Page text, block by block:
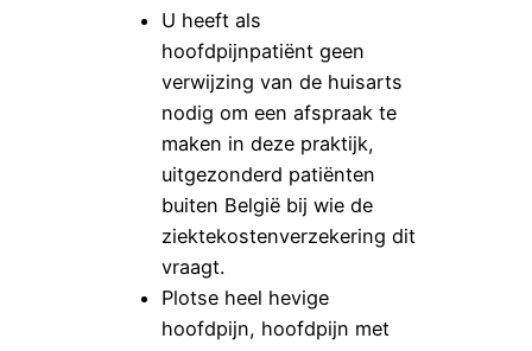
U heeft als
hoofdpijnpatiënt geen
verwijzing van de huisarts
nodig om een afspraak te
maken in deze praktijk,
uitgezonderd patiënten
buiten België bij wie de
ziektekostenverzekering dit
vraagt.
Plotse heel hevige
hoofdpijn, hoofdpijn met